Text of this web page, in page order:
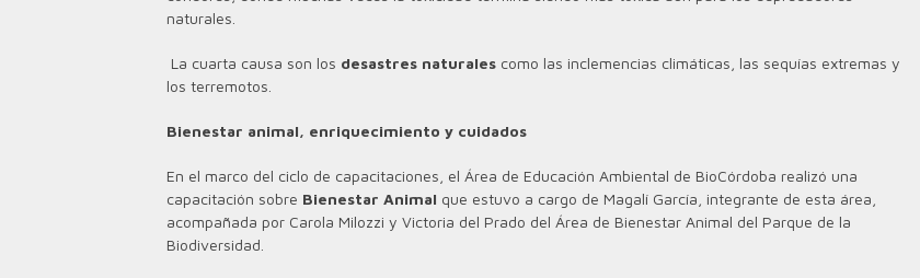
naturales.
La cuarta causa son los desastres naturales como las inclemencias climáticas, las sequías extremas y
los terremotos.
Bienestar animal, enriquecimiento y cuidados
En el marco del ciclo de capacitaciones, el Área de Educación Ambiental de BioCórdoba realizó una
capacitación sobre Bienestar Animal que estuvo a cargo de Magalí García, integrante de esta área,
acompañada por Carola Milozzi y Victoria del Prado del Área de Bienestar Animal del Parque de la
Biodiversidad.